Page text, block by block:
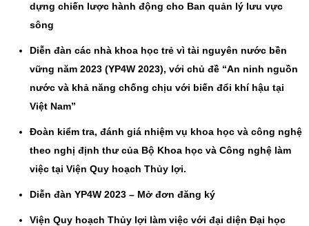
dựng chiến lược hành động cho Ban quản lý lưu vực
sông
Diễn đàn các nhà khoa học trẻ vì tài nguyên nước bền
vững năm 2023 (YP4W 2023), với chủ đề “An ninh nguồn
nước và khả năng chống chịu với biến đổi khí hậu tại
Việt Nam”
Đoàn kiểm tra, đánh giá nhiệm vụ khoa học và công nghệ
theo nghị định thư của Bộ Khoa học và Công nghệ làm
việc tại Viện Quy hoạch Thủy lợi.
Diễn đàn YP4W 2023 – Mở đơn đăng ký
Viện Quy hoạch Thủy lợi làm việc với đại diện Đại học